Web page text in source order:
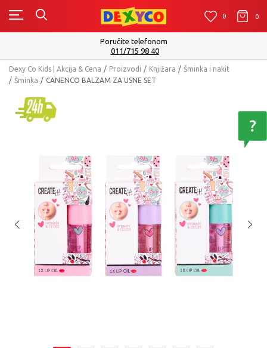
0 0 0
Poručite telefonom
011/715 98 40
Dexy Co Kids | Akcija & Cena Proizvodi Knjižara
Šminka i nakit
Šminka
CANENCO BALZAM ZA USNE SET